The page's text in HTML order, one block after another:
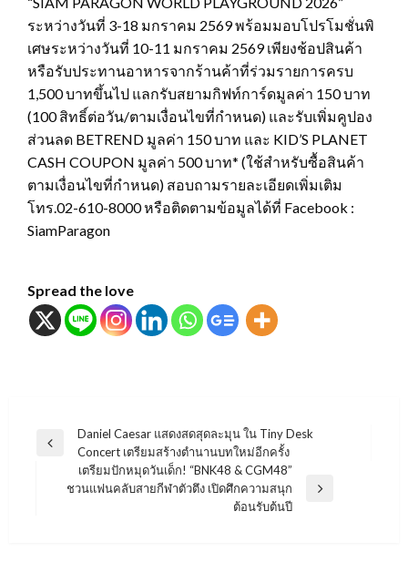
ระหว่างวันที่ 3-18 มกราคม 2569 พร้อมมอบโปรโมชั่นพิ
เศษระหว่างวันที่ 10-11 มกราคม 2569 เพียงช้อปสินค้า
หรือรับประทานอาหารจากร้านค้าที่ร่วมรายการครบ
1,500 บาทขึ้นไป แลกรับสยามกิฟท์การ์ดมูลค่า 150 บาท
(100 สิทธิ์ต่อวัน/ตามเงื่อนไขที่กำหนด) และรับเพิ่มคูปอง
ส่วนลด BETREND มูลค่า 150 บาท และ KID’S PLANET
CASH COUPON มูลค่า 500 บาท* (ใช้สำหรับซื้อสินค้า
ตามเงื่อนไขที่กำหนด) สอบถามรายละเอียดเพิ่มเติม
โทร.02-610-8000 หรือติดตามข้อมูลได้ที่ Facebook :
SiamParagon
Spread the love
แนะแนว
Previous
Daniel Caesar แสดงสดสุดละมุน ใน Tiny Desk
Concert เตรียมสร้างตำนานบทใหม่อีกครั้ง
Next
เตรียมปักหมุดวันเด็ก! “BNK48 & CGM48”
ชวนแฟนคลับสายกีฬาตัวตึง เปิดศึกความสนุก
ต้อนรับต้นปี